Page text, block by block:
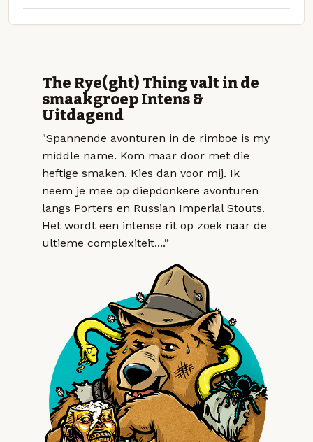
The Rye(ght) Thing valt in de
smaakgroep Intens &
Uitdagend
"Spannende avonturen in de rimboe is my
middle name. Kom maar door met die
heftige smaken. Kies dan voor mij. Ik
neem je mee op diepdonkere avonturen
langs Porters en Russian Imperial Stouts.
Het wordt een intense rit op zoek naar de
ultieme complexiteit....”